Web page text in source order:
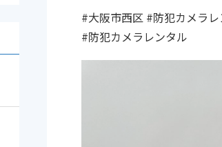
#大阪市西区 #防犯カメラ
#防犯カメラレンタル